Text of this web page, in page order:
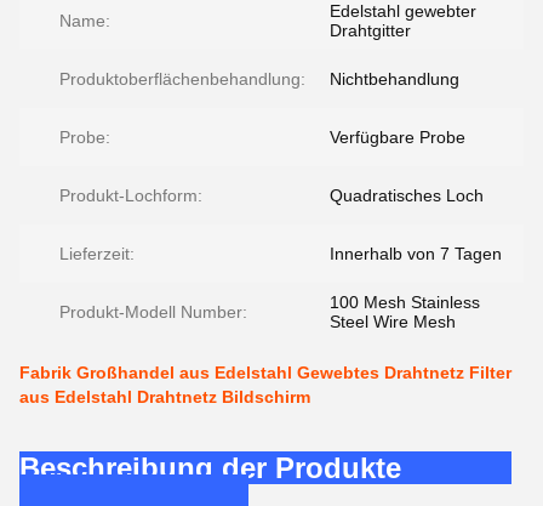
Name:
Edelstahl gewebter
Drahtgitter
Produktoberflächenbehandlung: Nichtbehandlung
Probe: Verfügbare Probe
Produkt-Lochform: Quadratisches Loch
Lieferzeit: Innerhalb von 7 Tagen
Produkt-Modell Number:
100 Mesh Stainless
Steel Wire Mesh
Fabrik Großhandel aus Edelstahl Gewebtes Drahtnetz Filter
aus Edelstahl Drahtnetz Bildschirm
Beschreibung der Produkte